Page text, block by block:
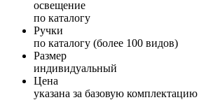
освещение
по каталогу
Ручки
по каталогу (более 100 видов)
Размер
индивидуальный
Цена
указана за базовую комплектацию